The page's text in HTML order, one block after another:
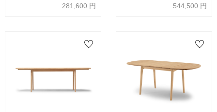
ォールナット材（節入り）WA色
281,600 円 544,500 円